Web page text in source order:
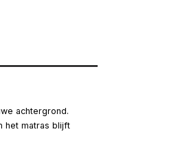
achtergrond.
het matras blijft